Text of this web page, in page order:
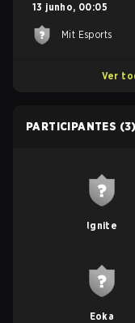
13 junho, 00:05
Mit Esports
Ver
PARTICIPANTES (3)
Ignite
Eoka